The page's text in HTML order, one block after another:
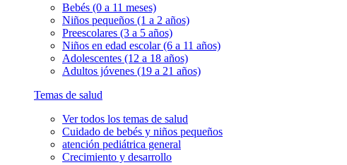
Bebés (0 a 11 meses)
Niños pequeños (1 a 2 años)
Preescolares (3 a 5 años)
Niños en edad escolar (6 a 11 años)
Adolescentes (12 a 18 años)
Adultos jóvenes (19 a 21 años)
Temas de salud
Ver todos los temas de salud
Cuidado de bebés y niños pequeños
atención pediátrica general
Crecimiento y desarrollo